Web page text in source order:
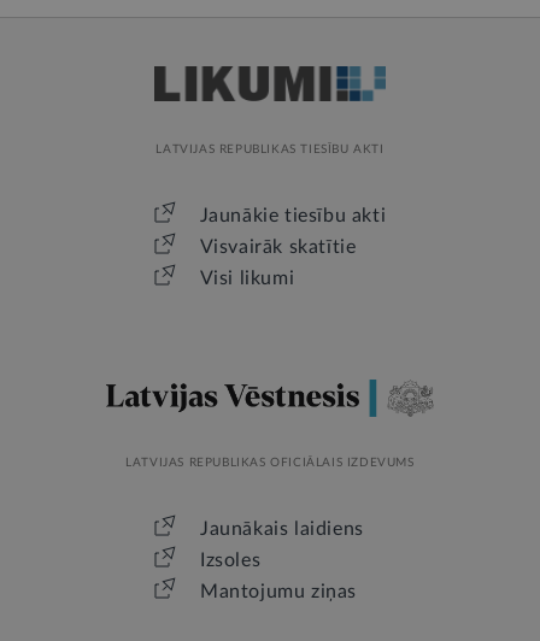
LATVIJAS REPUBLIKAS TIESĪBU AKTI
Jaunākie tiesību akti
Visvairāk skatītie
Visi likumi
LATVIJAS REPUBLIKAS OFICIĀLAIS IZDEVUMS
Jaunākais laidiens
Izsoles
Mantojumu ziņas